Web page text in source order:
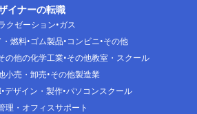
イナーの転職
クゼーション ガス
燃料 ゴム製品 コンビニ その他
の他の化学工業 その他教室・スクール
小売・卸売 その他製造業
デザイン・製作 パソコンスクール
理・オフィスサポート